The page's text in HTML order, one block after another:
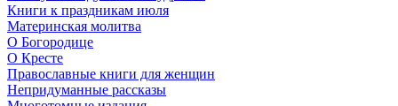
Книги к праздникам июля
Материнская молитва
О Богородице
О Кресте
Православные книги для женщин
Непридуманные рассказы